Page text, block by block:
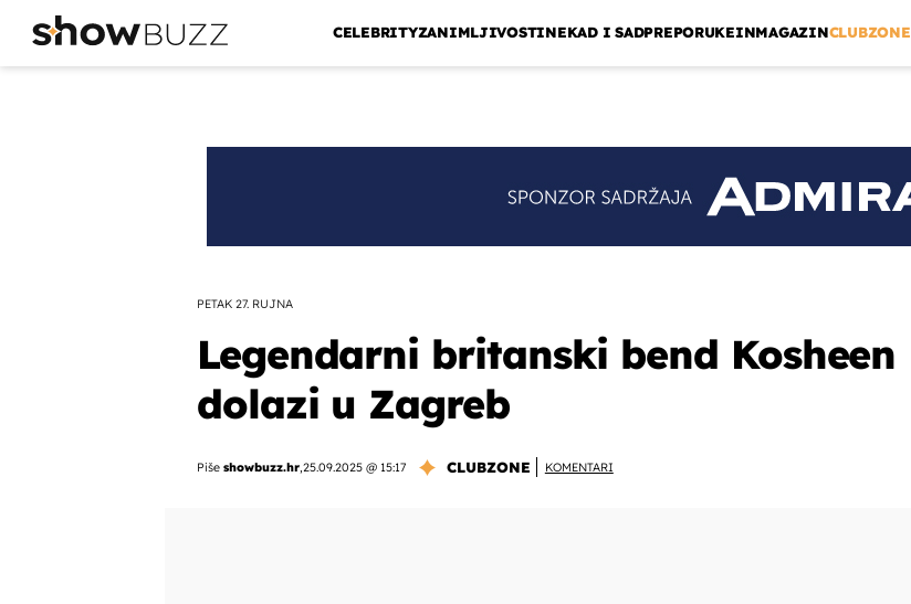
CELEBRITYZANIMLJIVOSTINEKAD I SADPREPORUKEINMAGAZINCLUBZONE
PETAK 27. RUJNA
Legendarni britanski bend Kosheen
dolazi u Zagreb
Piše showbuzz.hr,25.09.2025 @ 15:17 CLUBZONE KOMENTARI